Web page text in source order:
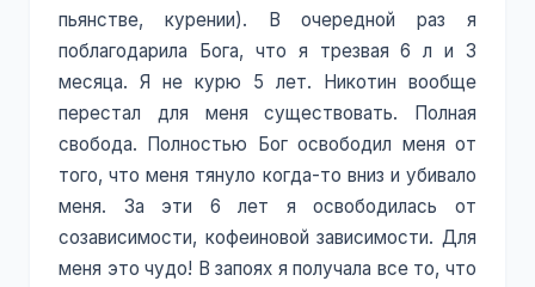
пьянстве, курении). В очередной раз я
поблагодарила Бога, что я трезвая 6 л и 3
месяца. Я не курю 5 лет. Никотин вообще
перестал для меня существовать. Полная
свобода. Полностью Бог освободил меня от
того, что меня тянуло когда-то вниз и убивало
меня. За эти 6 лет я освободилась от
созависимости, кофеиновой зависимости. Для
меня это чудо! В запоях я получала все то, что